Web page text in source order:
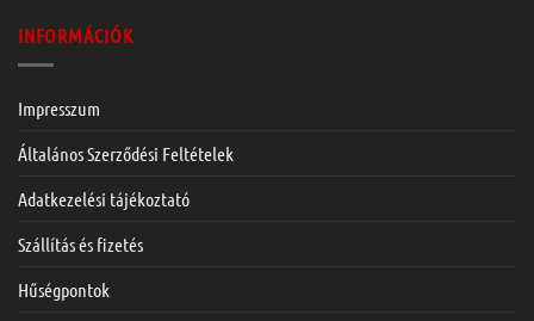
INFORMÁCIÓK
Impresszum
Általános Szerződési Feltételek
Adatkezelési tájékoztató
Szállítás és fizetés
Hűségpontok